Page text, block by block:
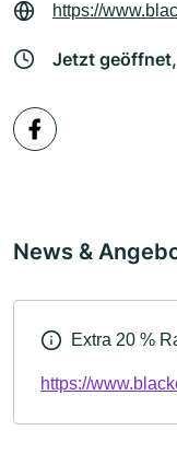
https://
Jetzt
News &
Extra 20 %
https://